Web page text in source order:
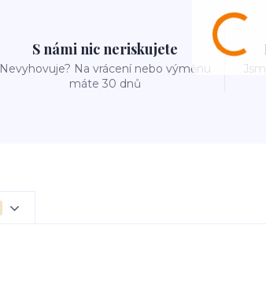
S námi nic neriskujete
Nevyhovuje? Na vrácení nebo výměnu
máte 30 dnů